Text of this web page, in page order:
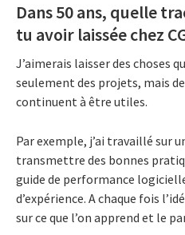
Dans 50 ans, quelle
tu avoir laissée chez
J’aimerais laisser des choses
seulement des projets, mais
continuent à être utiles.
Par exemple, j’ai travaillé sur
transmettre des bonnes
guide de performance
d’expérience. A chaque fois
sur ce que l’on apprend et le